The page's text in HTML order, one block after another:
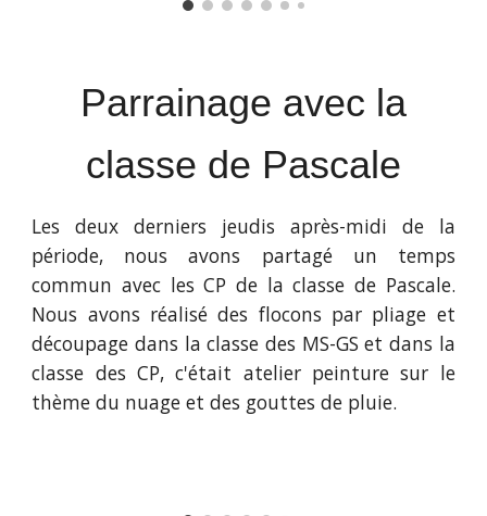
Parrainage avec la
classe de Pascale
Les deux derniers jeudis après-midi de la
période, nous avons partagé un temps
commun avec les CP de la classe de Pascale.
Nous avons réalisé des flocons par pliage et
découpage dans la classe des MS-GS et dans la
classe des CP, c'était atelier peinture sur le
thème du nuage et des gouttes de pluie.